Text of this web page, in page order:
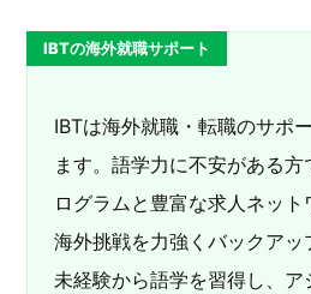
IBTの海外就職サポート
IBTは海外就職・転職のサポ
ます。語学力に不安がある
ログラムと豊富な求人ネッ
海外挑戦を力強くバックアッ
未経験から語学を習得し、